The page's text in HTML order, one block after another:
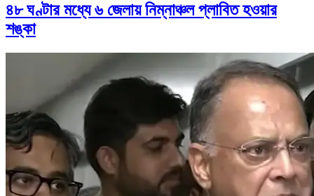
৪৮ ঘণ্টার মধ্যে ৬ জেলায় নিম্নাঞ্চল প্লাবিত হওয়ার
শঙ্কা